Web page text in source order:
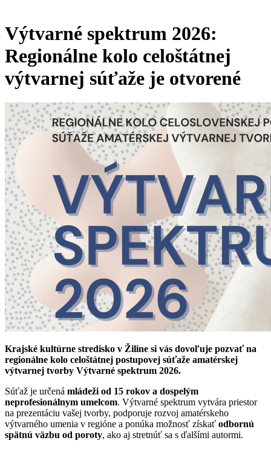
Výtvarné spektrum 2026:
Regionálne kolo celoštátnej
výtvarnej súťaže je otvorené
Krajské kultúrne stredisko v Žiline si vás dovoľuje pozvať na
regionálne kolo celoštátnej postupovej súťaže amatérskej
výtvarnej tvorby Výtvarné spektrum 2026.
Súťaž je určená mládeži od 15 rokov a dospelým
neprofesionálnym umelcom. Výtvarné spektrum vytvára priestor
na prezentáciu vašej tvorby, podporuje rozvoj amatérskeho
výtvarného umenia v regióne a ponúka možnosť získať odbornú
spätnú väzbu od poroty, ako aj stretnúť sa s ďalšími autormi.